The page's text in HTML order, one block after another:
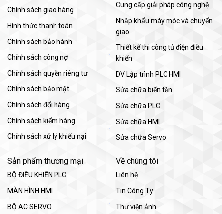
Chính sách giao hàng
Hình thức thanh toán
Chính sách bảo hành
Chính sách công nợ
Chính sách quyền riêng tư
Chính sách bảo mật
Chính sách đổi hàng
Chính sách kiểm hàng
Chính sách xử lý khiếu nại
Cung cấp giải pháp công nghệ
Nhập khẩu máy móc và chuyển
giao
Thiết kế thi công tủ điện điều
khiển
DV Lập trình PLC HMI
Sửa chữa biến tần
Sửa chữa PLC
Sửa chữa HMI
Sửa chữa Servo
Sản phẩm thương mại
BỘ ĐIỀU KHIỂN PLC
MÀN HÌNH HMI
BỘ AC SERVO
Về chúng tôi
Liên hệ
Tin Công Ty
Thư viện ảnh